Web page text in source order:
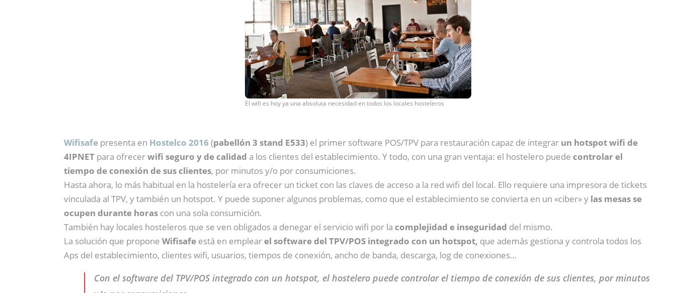
El wifi es hoy ya una absoluta necesidad en todos los locales hosteleros
Wifisafe presenta en Hostelco 2016 (pabellón 3 stand E533) el primer software POS/TPV para restauración capaz de integrar un hotspot wifi de
4IPNET para ofrecerwifi seguro y de calidad a los clientes del establecimiento. Y todo, con una gran ventaja: el hostelero puede controlar el
tiempo de conexión de sus clientes, por minutos y/o por consumiciones.
Hasta ahora, lo más habitual en la hostelería era ofrecer un ticket con las claves de acceso a la red wifi del local. Ello requiere una impresora de tickets
vinculada al TPV, y también un hotspot. Y puede suponer algunos problemas, como que el establecimiento se convierta en un «ciber» y las mesas se
ocupen durante horas con una sola consumición.
También hay locales hosteleros que se ven obligados a denegar el servicio wifi por la complejidad e inseguridad del mismo.
La solución que propone Wifisafe está en emplearel software del TPV/POS integrado con un hotspot, que además gestiona y controla todos los
Aps del establecimiento, clientes wifi, usuarios, tiempos de conexión, ancho de banda, descarga, log de conexiones…
Con el software del TPV/POS integrado con un hotspot, el hostelero puede controlar el tiempo de conexión de sus clientes, por minutos